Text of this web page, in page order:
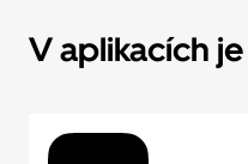
V aplikacích